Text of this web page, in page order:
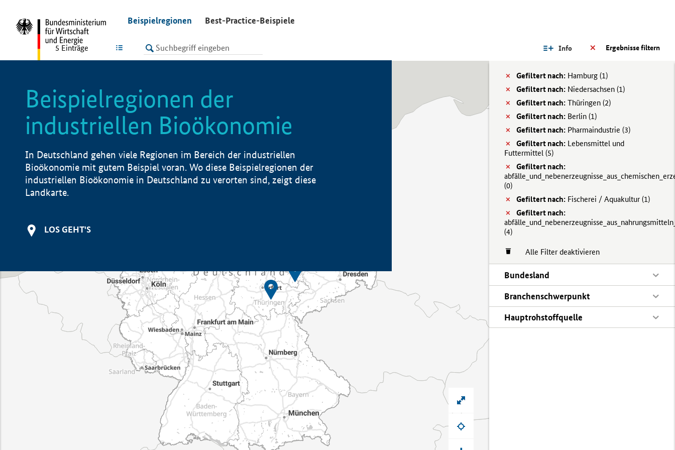
Beispielregionen Best-Practice-Beispiele
LISTE Ergebnisse filtern
Info
Gefiltert nach: Hamburg (1)
Gefiltert nach: Niedersachsen (1)
Gefiltert nach: Thüringen (2)
Gefiltert nach: Berlin (1)
Gefiltert nach: Pharmaindustrie (3)
Gefiltert nach: Lebensmittel und
Futtermittel (5)
Gefiltert nach:
(0)
Gefiltert nach: Fischerei / Aquakultur (1)
Gefiltert nach:
(4)
Alle Filter deaktivieren
Bundesland
Branchenschwerpunkt
Hauptrohstoffquelle
5 Einträge
Beispielregionen der
industriellen Bioökonomie
In Deutschland gehen viele Regionen im Bereich der industriellen
Bioökonomie mit gutem Beispiel voran. Wo diese Beispielregionen der
industriellen Bioökonomie in Deutschland zu verorten sind, zeigt diese
Landkarte.
LOS GEHT'S